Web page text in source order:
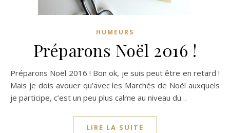
HUMEURS
Préparons Noël 2016 !
Préparons Noël 2016 ! Bon ok, je suis peut être en retard !
Mais je dois avouer qu’avec les Marchés de Noël auxquels
je participe, c’est un peu plus calme au niveau du…
LIRE LA SUITE